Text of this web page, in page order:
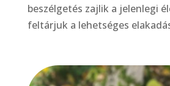
beszélgetés zajlik a jelenlegi
feltárjuk a lehetséges